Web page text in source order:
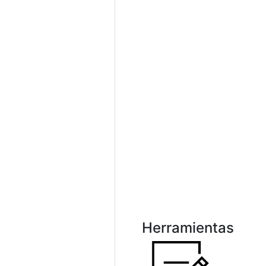
Herramientas